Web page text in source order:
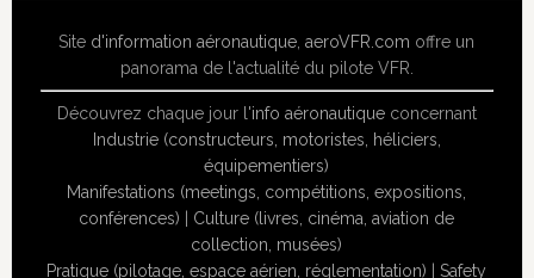
Site d'information aéronautique ,aeroVFR.com offre un
panorama de l'actualité du pilote VFR.
Découvrez chaque jour l'info aéronautiqueconcernant
Industrie (constructeurs, motoristes, héliciers,
équipementiers)
Manifestations (meetings, compétitions, expositions,
conférences)
Culture (livres, cinéma, aviation de
collection, musées)
Pratique (pilotage, espace aérien, réglementation) |Safety